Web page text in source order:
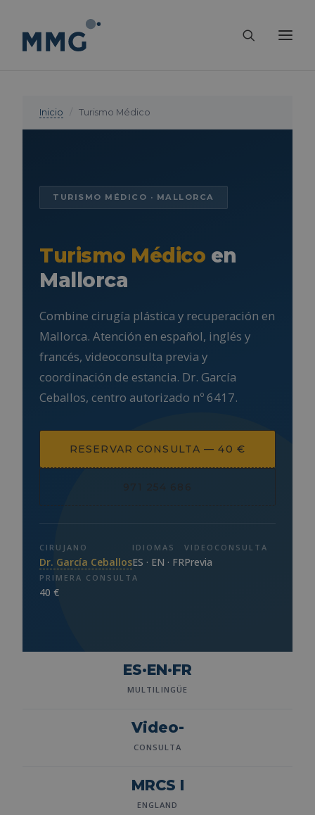
Inicio / Turismo Médico
TURISMO MÉDICO · MALLORCA
Turismo Médico en
Mallorca
Combine cirugía plástica y recuperación en
Mallorca. Atención en español, inglés y
francés, videoconsulta previa y
coordinación de estancia. Dr. García
Ceballos, centro autorizado nº 6417.
RESERVAR CONSULTA — 40 €
971 254 686
CIRUJANO
Dr. García Ceballos
IDIOMAS
ES · EN · FR
VIDEOCONSULTA
Previa
PRIMERA CONSULTA
40 €
ES·EN·FR
MULTILINGÜE
Video-
CONSULTA
MRCS I
ENGLAND